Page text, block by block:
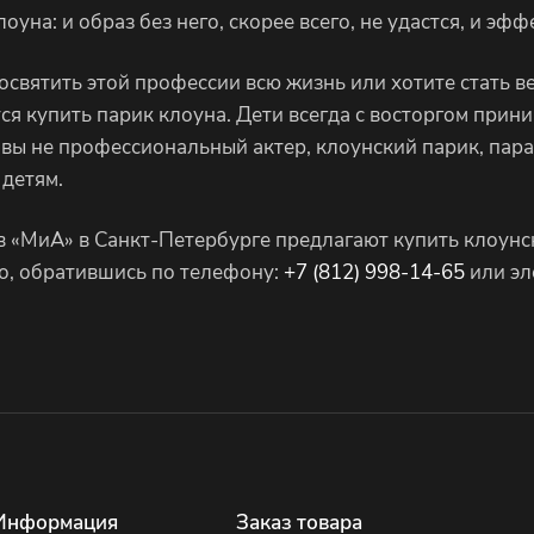
и образ без него, скорее всего, не удастся, и
этой профессии всю жизнь или хотите стать
купить парик клоуна. Дети всегда с восторгом
не профессиональный актер, клоунский парик,
в Санкт-Петербурге предлагают купить
обратившись по телефону: +7 (812) 998-14-65 или
Заказ товара